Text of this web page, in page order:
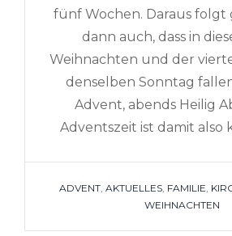
fünf Wochen. Daraus folgt
dann auch, dass in
Weihnachten und der
denselben Sonntag
Advent, abends Heilig
Adventszeit ist damit also
TAGS
ADVENT AKTUELLES FAMILIE
WEIHNACHTEN